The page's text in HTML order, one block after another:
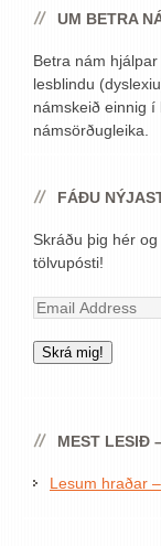
UM BETRA
Betra nám
lesblindu
námskeið einnig
námsörðugleika.
FÁÐU
Skráðu þig hér
tölvupósti!
Email
Skrá mig!
MEST LESIÐ
Lesum hraðar